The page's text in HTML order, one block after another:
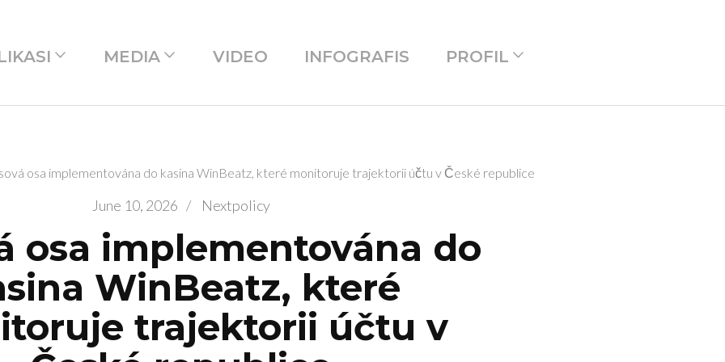
MEDIA VIDEO INFOGRAFIS PROFIL
osa implementována do kasina WinBeatz, které monitoruje trajektorii účtu v České republice
June 10, 2026 / Nextpolicy
osa implementována do
WinBeatz, které
trajektorii účtu v